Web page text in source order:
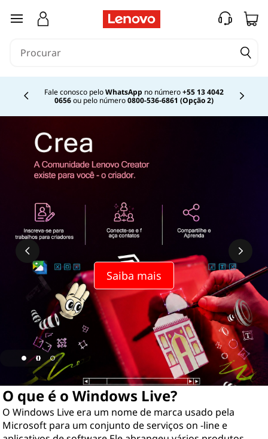
O
é
v
e
saltar para o conteúdo principal
Fale conosco peloWhatsApp no número+55 13 4042
0656ou pelo número0800-536-6861 (Opção 2)
Currently displaying item 2 of
Saiba mais
O que é o Windows Live?
O Windows Live era um nome de marca usado pela
Microsoft para um conjunto de serviços on -line e